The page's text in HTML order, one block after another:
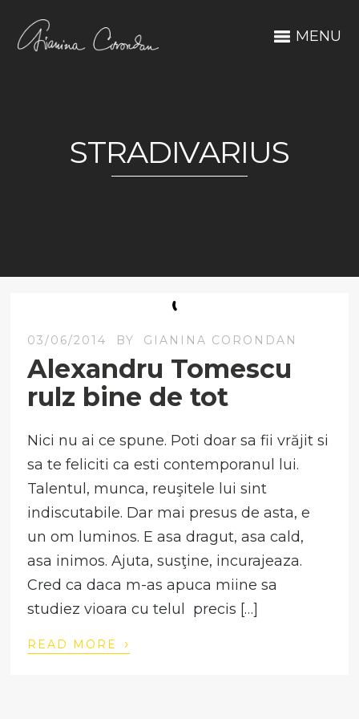
MENU
STRADIVARIUS
03/06/2014 BY GIANINA CORONDAN
Alexandru Tomescu
rulz bine de tot
Nici nu ai ce spune. Poti doar sa fii vrăjit si
sa te feliciti ca esti contemporanul lui.
Talentul, munca, reuşitele lui sint
indiscutabile. Dar mai presus de asta, e
un om luminos. E asa dragut, asa cald,
asa inimos. Ajuta, susţine, incurajeaza.
Cred ca daca m-as apuca miine sa
studiez vioara cu telul precis […]
READ MORE ›